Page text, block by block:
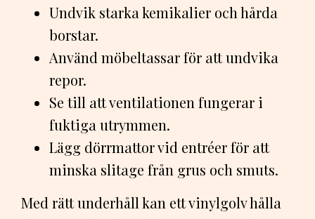
Undvik starka kemikalier och hårda
borstar.
Använd möbeltassar för att undvika
repor.
Se till att ventilationen fungerar i
fuktiga utrymmen.
Lägg dörrmattor vid entréer för att
minska slitage från grus och smuts.
Med rätt underhåll kan ett vinylgolv hålla